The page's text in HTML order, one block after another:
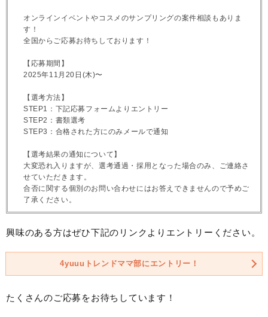
オンラインイベントやコスメのサンプリングの案件相談もありま
す！
全国からご応募お待ちしております！
【応募期間】
2025年11月20日(木)〜
【選考方法】
STEP1：下記応募フォームよりエントリー
STEP2：書類選考
STEP3：合格された方にのみメールで通知
【選考結果の通知について】
大変恐れ入りますが、選考通過・採用となった場合のみ、ご連絡さ
せていただきます。
合否に関する個別のお問い合わせにはお答えできませんので予めご
了承ください。
興味のある方はぜひ下記のリンクよりエントリーください。
4yuuuトレンドママ部にエントリー！
たくさんのご応募をお待ちしています！